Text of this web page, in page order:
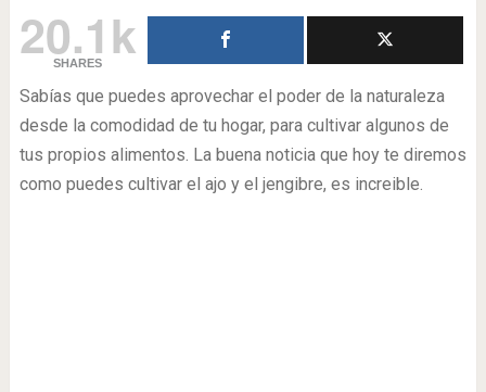
20.1k
SHARES
Sabías que puedes aprovechar el poder de la naturaleza
desde la comodidad de tu hogar, para cultivar algunos de
tus propios alimentos. La buena noticia que hoy te diremos
como puedes cultivar el ajo y el jengibre, es increible.